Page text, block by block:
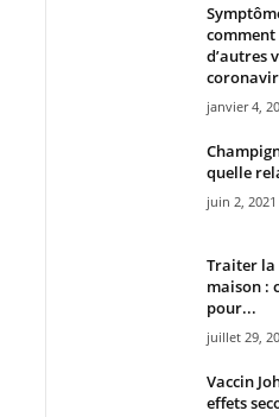
comment
d’autres
janvier 4,
quelle
juin 2, 2021
Traiter la
maison :
pour...
juillet 29,
Vaccin
effets